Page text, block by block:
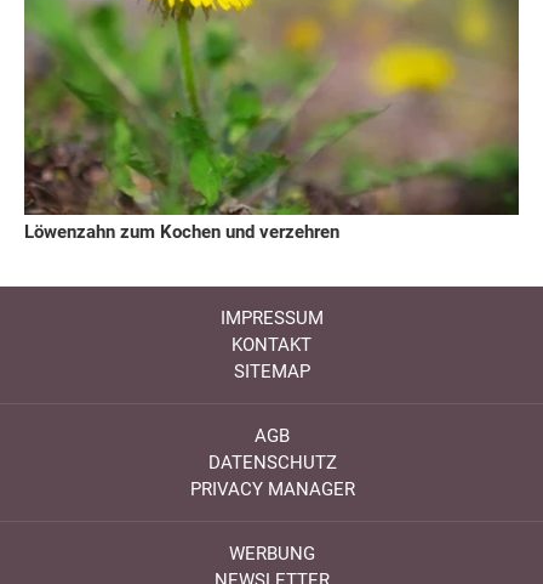
Löwenzahn zum Kochen und verzehren
IMPRESSUM
KONTAKT
SITEMAP
AGB
DATENSCHUTZ
PRIVACY MANAGER
WERBUNG